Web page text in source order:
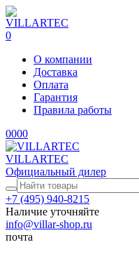
0
О компании
Доставка
Оплата
Гарантия
Правила работы
0000
VILLARTEC
Официальный дилер
+7 (495) 940-8215
Наличие уточняйте
info@villar-shop.ru
почта